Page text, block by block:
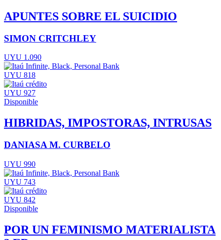
APUNTES SOBRE EL SUICIDIO
SIMON CRITCHLEY
UYU 1.090
UYU 818
UYU 927
Disponible
HIBRIDAS, IMPOSTORAS, INTRUSAS
DANIASA M. CURBELO
UYU 990
UYU 743
UYU 842
Disponible
POR UN FEMINISMO MATERIALISTA